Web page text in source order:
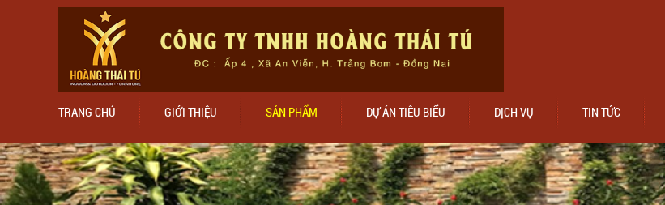
TRANG CHỦ GIỚI THIỆU SẢN PHẨM DỰ ÁN TIÊU BIỂU DỊCH VỤ TIN TỨC